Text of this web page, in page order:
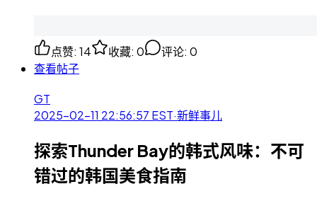
点赞: 14 收藏: 0 评论: 0
查看帖子
GT
2025-02-11 22:56:57 EST·新鲜事儿
探索Thunder Bay的韩式风味：不可
错过的韩国美食指南